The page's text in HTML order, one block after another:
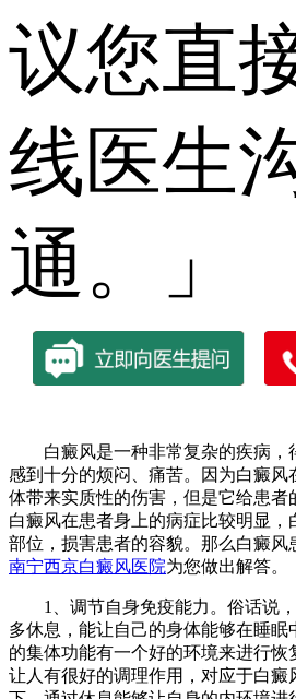
议您直
线医生
通。」
白癜风是一种非常复杂的疾病，
感到十分的烦闷、痛苦。因为白癜风
体带来实质性的伤害，但是它给患者
白癜风在患者身上的病症比较明显，
部位，损害患者的容貌。那么白癜风
南宁西京白癜风医院为您做出解答。
1、调节自身免疫能力。俗话说，
多休息，能让自己的身体能够在睡
的集体功能有一个好的环境来进行恢
让人有很好的调理作用，对应于白癜